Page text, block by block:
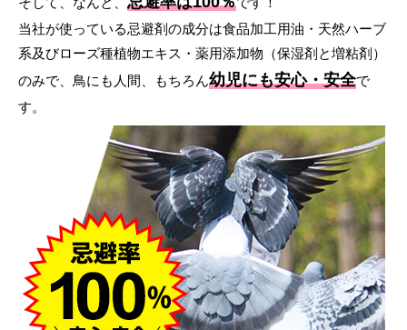
当社が使っている忌避剤の成分は食品加工用油・天然ハーブ
系及びローズ種植物エキス・薬用添加物（保湿剤と増粘剤）
のみで、鳥にも人間、もちろん幼児にも安心・安全で
す。